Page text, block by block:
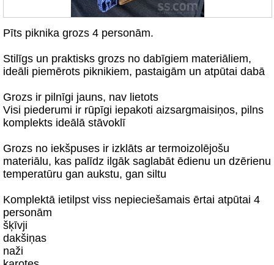
Pīts piknika grozs 4 personām.
Stilīgs un praktisks grozs no dabīgiem materiāliem,
ideāli piemērots piknikiem, pastaigām un atpūtai dabā
Grozs ir pilnīgi jauns, nav lietots
Visi piederumi ir rūpīgi iepakoti aizsargmaisiņos, pilns
komplekts ideālā stāvoklī
Grozs no iekšpuses ir izklāts ar termoizolējošu
materiālu, kas palīdz ilgāk saglabāt ēdienu un dzērienu
temperatūru gan aukstu, gan siltu
Komplektā ietilpst viss nepieciešamais ērtai atpūtai 4
personām
šķīvji
dakšiņas
naži